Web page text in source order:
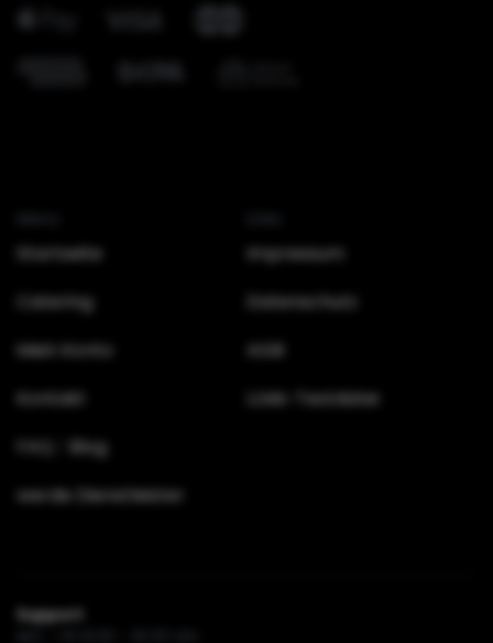
Startseite
Catering
Mein Konto
Kontakt
FAQ
Blog
werde Dienstleister
Impressum
Datenschutz
AGB
LLMs-Textdatei
Support